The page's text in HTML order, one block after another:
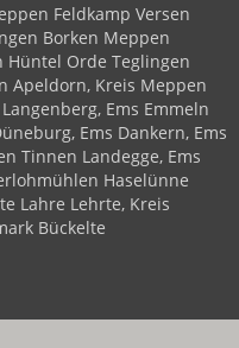
Feldkamp Versen
Borken Meppen
Hüntel Orde Teglingen
Apeldorn, Kreis Meppen
Langenberg, Ems Emmeln
Ems Dankern, Ems
Tinnen Landegge, Ems
Haselünne
Lahre Lehrte, Kreis
Bückelte